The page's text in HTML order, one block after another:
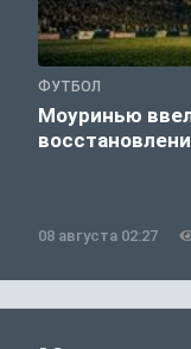
ФУТБОЛ
Моуринью
08 августа 02:27